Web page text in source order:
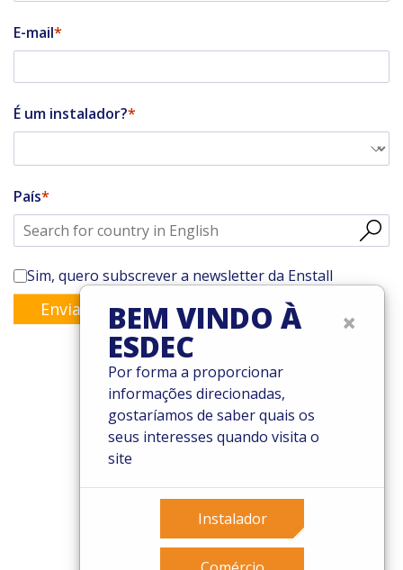
E-mail
É um instalador?
País
Sim, quero subscrever a newsletter da Enstall
Enviar
© 2026 Esdec. Todos os direitos reservados
Patentes
Governance
Cookies
Privacy policy
×
BEM VINDO À
ESDEC
Por forma a proporcionar
informações direcionadas,
gostaríamos de saber quais os
seus interesses quando visita o
site
Instalador